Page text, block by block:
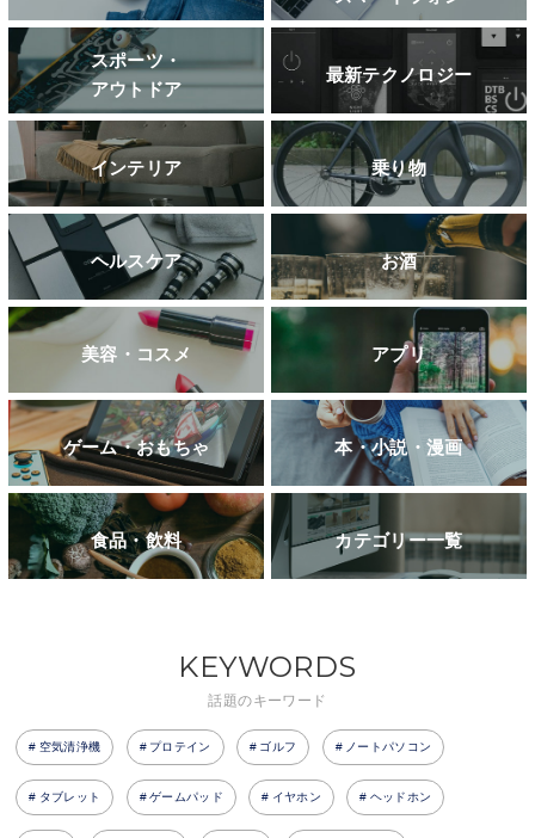
スポーツ・
アウトドア
最新テクノロジー
インテリア 乗り物
ヘルスケア お酒
美容・コスメ アプリ
ゲーム・おもちゃ 本・小説・漫画
食品・飲料 カテゴリー一覧
KEYWORDS
話題のキーワード
空気清浄機 プロテイン ゴルフ ノートパソコン
タブレット ゲームパッド イヤホン ヘッドホン